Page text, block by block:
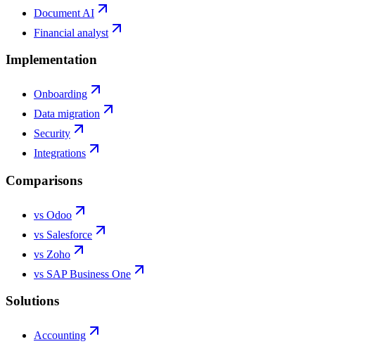
Document AI
Financial analyst
Implementation
Onboarding
Data migration
Security
Integrations
Comparisons
vs Odoo
vs Salesforce
vs Zoho
vs SAP Business One
Solutions
Accounting